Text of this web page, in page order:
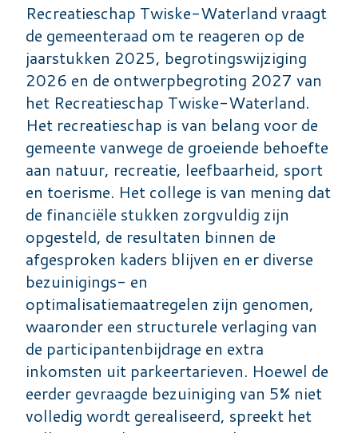
Recreatieschap Twiske-Waterland vraagt
de gemeenteraad om te reageren op de
jaarstukken 2025, begrotingswijziging
2026 en de ontwerpbegroting 2027 van
het Recreatieschap Twiske-Waterland.
Het recreatieschap is van belang voor de
gemeente vanwege de groeiende behoefte
aan natuur, recreatie, leefbaarheid, sport
en toerisme. Het college is van mening dat
de financiële stukken zorgvuldig zijn
opgesteld, de resultaten binnen de
afgesproken kaders blijven en er diverse
bezuinigings- en
optimalisatiemaatregelen zijn genomen,
waaronder een structurele verlaging van
de participantenbijdrage en extra
inkomsten uit parkeertarieven. Hoewel de
eerder gevraagde bezuiniging van 5% niet
volledig wordt gerealiseerd, spreekt het